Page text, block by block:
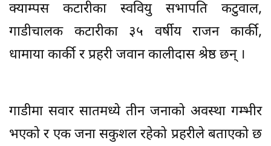
क्याम्पस कटारीका स्ववियु सभापति कटुवाल,
गाडीचालक कटारीका ३५ वर्षीय राजन कार्की,
धामाया कार्की र प्रहरी जवान कालीदास श्रेष्ठ छन् ।
गाडीमा सवार सातमध्ये तीन जनाको अवस्था गम्भीर
भएको र एक जना सकुशल रहेको प्रहरीले बताएको छ